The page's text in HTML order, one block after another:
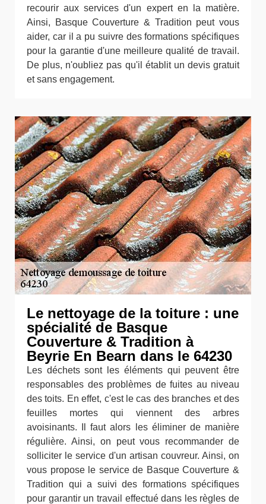
recourir aux services d'un expert en la matière.
Ainsi, Basque Couverture & Tradition peut vous
aider, car il a pu suivre des formations spécifiques
pour la garantie d'une meilleure qualité de travail.
De plus, n'oubliez pas qu'il établit un devis gratuit
et sans engagement.
Le nettoyage de la toiture : une
spécialité de Basque
Couverture & Tradition à
Beyrie En Bearn dans le 64230
Les déchets sont les éléments qui peuvent être
responsables des problèmes de fuites au niveau
des toits. En effet, c'est le cas des branches et des
feuilles mortes qui viennent des arbres
avoisinants. Il faut alors les éliminer de manière
régulière. Ainsi, on peut vous recommander de
solliciter le service d'un artisan couvreur. Ainsi, on
vous propose le service de Basque Couverture &
Tradition qui a suivi des formations spécifiques
pour garantir un travail effectué dans les règles de